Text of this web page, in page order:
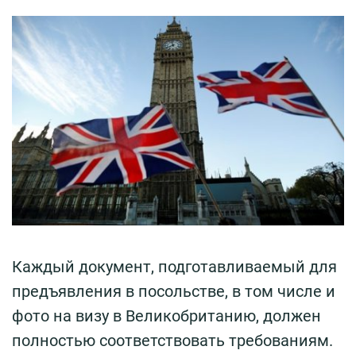
Каждый документ, подготавливаемый для
предъявления в посольстве, в том числе и
фото на визу в Великобританию, должен
полностью соответствовать требованиям.